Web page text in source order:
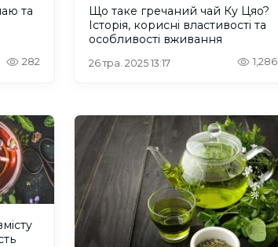
та
282
Що таке гречаний чай Ку Цяо?
Історія, корисні властивості та
особливості вживання
26 тра. 2025 13:17 1,286